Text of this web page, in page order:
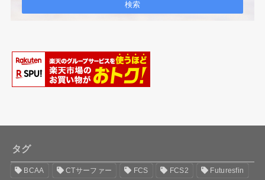
タグ
BCAA CTサーファー FCS FCS2 Futuresfin